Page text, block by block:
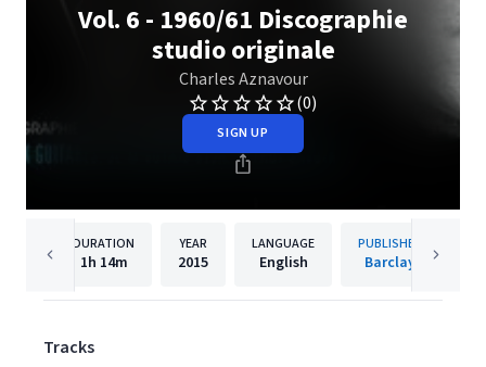
Vol. 6 - 1960/61 Discographie
studio originale
Charles Aznavour
(0)
SIGN UP
DURATION
1h 14m
YEAR
2015
LANGUAGE
English
PUBLISHER
Barclay
Tracks